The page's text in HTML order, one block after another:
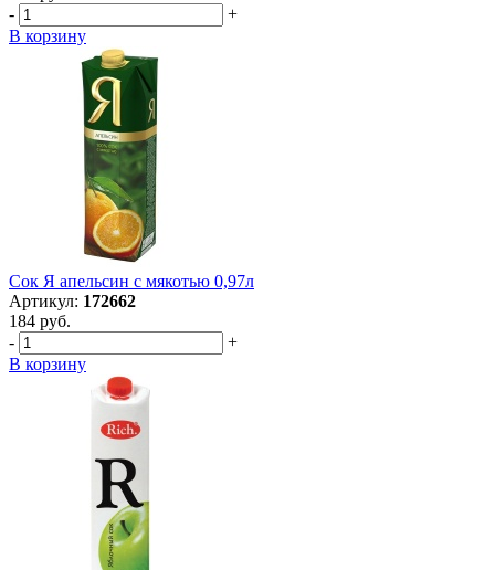
-
+
В корзину
Сок Я апельсин с мякотью 0,97л
Артикул: 172662
184 руб.
-
+
В корзину